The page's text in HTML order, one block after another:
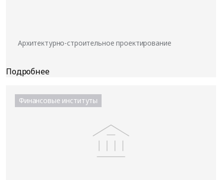
Архитектурно-строительное проектирование
Финансовые институты